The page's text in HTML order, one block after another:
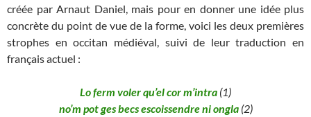
créée par Arnaut Daniel, mais pour en donner une idée plus
concrète du point de vue de la forme, voici les deux premières
strophes en occitan médiéval, suivi de leur traduction en
français actuel :
Lo ferm voler qu’el cor m’intra (1)
no’m pot ges becs escoissendre ni ongla (2)